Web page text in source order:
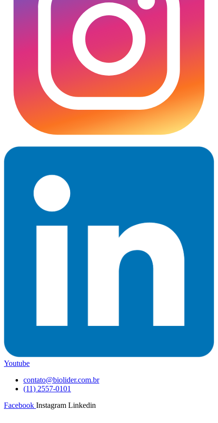
Youtube
contato@biolider.com.br
(11) 2557-0101
Facebook Instagram Linkedin